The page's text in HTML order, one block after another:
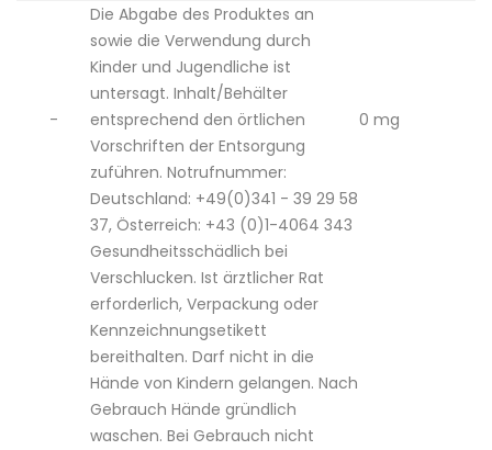
-
Die Abgabe des Produktes an
sowie die Verwendung durch
Kinder und Jugendliche ist
untersagt. Inhalt/Behälter
entsprechend den örtlichen
Vorschriften der Entsorgung
zuführen. Notrufnummer:
Deutschland: +49(0)341 - 39 29 58
37, Österreich: +43 (0)1-4064 343
0 mg
Gesundheitsschädlich bei
Verschlucken. Ist ärztlicher Rat
erforderlich, Verpackung oder
Kennzeichnungsetikett
bereithalten. Darf nicht in die
Hände von Kindern gelangen. Nach
Gebrauch Hände gründlich
waschen. Bei Gebrauch nicht